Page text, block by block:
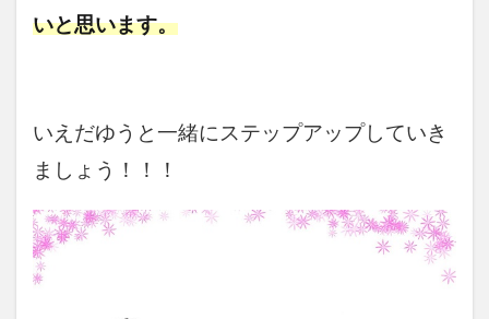
いと思います。
いえだゆうと一緒にステップアップしていき
ましょう！！！